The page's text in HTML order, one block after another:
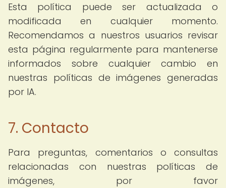
Esta política puede ser actualizada o
modificada en cualquier momento.
Recomendamos a nuestros usuarios revisar
esta página regularmente para mantenerse
informados sobre cualquier cambio en
nuestras políticas de imágenes generadas
por IA.
7. Contacto
Para preguntas, comentarios o consultas
relacionadas con nuestras políticas de
imágenes, por favor